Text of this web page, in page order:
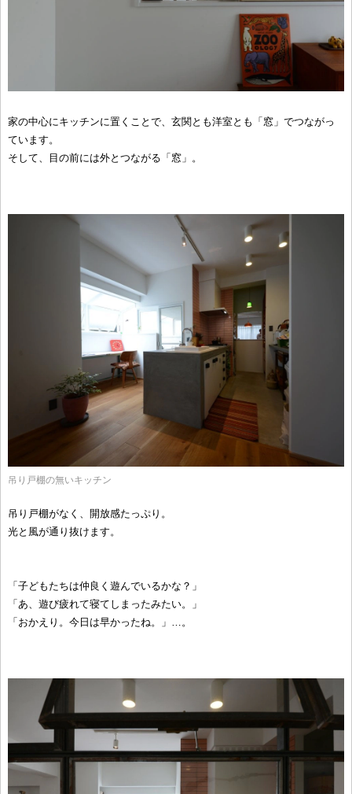
家の中心にキッチンに置くことで、玄関とも洋室とも「窓」でつながっ
ています。
そして、目の前には外とつながる「窓」。
吊り戸棚の無いキッチン
吊り戸棚がなく、開放感たっぷり。
光と風が通り抜けます。
「子どもたちは仲良く遊んでいるかな？」
「あ、遊び疲れて寝てしまったみたい。」
「おかえり。今日は早かったね。」…。